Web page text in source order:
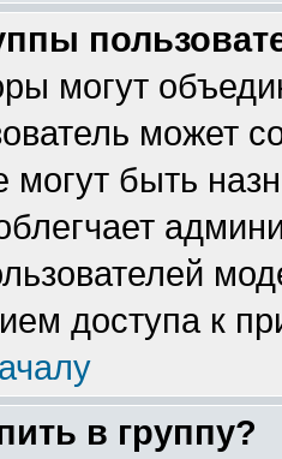
могут
может
могут быть
доступа к
в группу?